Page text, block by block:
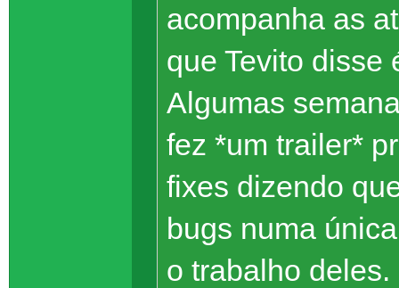
acompanha as
que Tevito disse
Algumas
fez *um trailer*
fixes dizendo
bugs numa
o trabalho